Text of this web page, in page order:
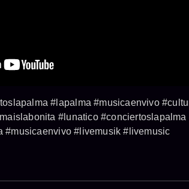
#lapalma #musicaenvivo
#lunatico
#musicaenvivo #livemusik #livemusic